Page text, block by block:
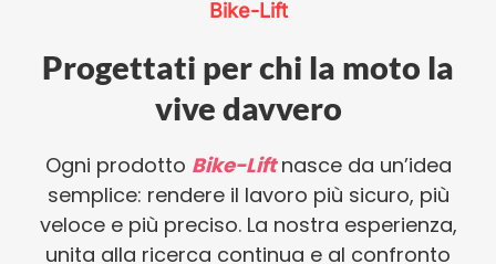
Bike-Lift
Progettati per chi la moto la
vive davvero
Ogni prodotto Bike-Liftnasce da un’idea
semplice: rendere il lavoro più sicuro, più
veloce e più preciso. La nostra esperienza,
unita alla ricerca continua e al confronto